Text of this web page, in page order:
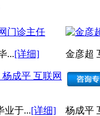
门诊主任
...[详细]
杨成平 互联网
业于...[详细]
金彦超
杨成平